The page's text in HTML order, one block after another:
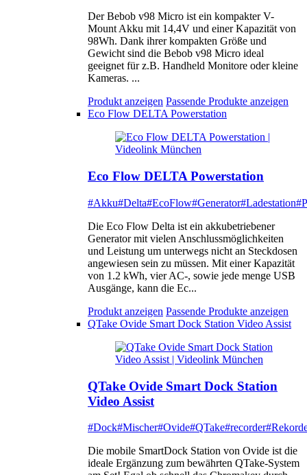
Der Bebob v98 Micro ist ein kompakter V-
Mount Akku mit 14,4V und einer Kapazität von
98Wh. Dank ihrer kompakten Größe und
Gewicht sind die Bebob v98 Micro ideal
geeignet für z.B. Handheld Monitore oder kleine
Kameras. ...
Produkt anzeigen Passende Produkte anzeigen
Eco Flow DELTA Powerstation
Eco Flow DELTA Powerstation
#Akku#Delta#EcoFlow#Generator#Ladestation
Die Eco Flow Delta ist ein akkubetriebener
Generator mit vielen Anschlussmöglichkeiten
und Leistung um unterwegs nicht an Steckdosen
angewiesen sein zu müssen. Mit einer Kapazität
von 1.2 kWh, vier AC-, sowie jede menge USB
Ausgänge, kann die Ec...
Produkt anzeigen Passende Produkte anzeigen
QTake Ovide Smart Dock Station Video Assist
QTake Ovide Smart Dock Station
Video Assist
#Dock#Mischer#Ovide#QTake#recorder
Die mobile SmartDock Station von Ovide ist die
ideale Ergänzung zum bewährten QTake-System